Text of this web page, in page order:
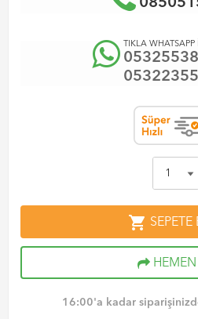
TIKLA WHATSAPP
shopping_cart SEPETE
16:00'a kadar